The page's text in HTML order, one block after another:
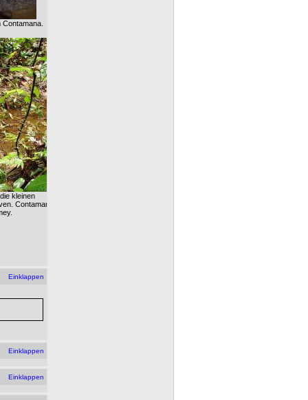
kleinen
Contamana,
Einklappen
Einklappen
Einklappen